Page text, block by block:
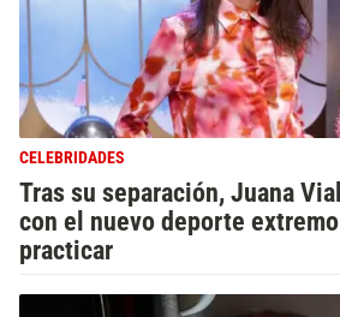
CELEBRIDADES
Tras su separación, Juana
con el nuevo deporte
practicar